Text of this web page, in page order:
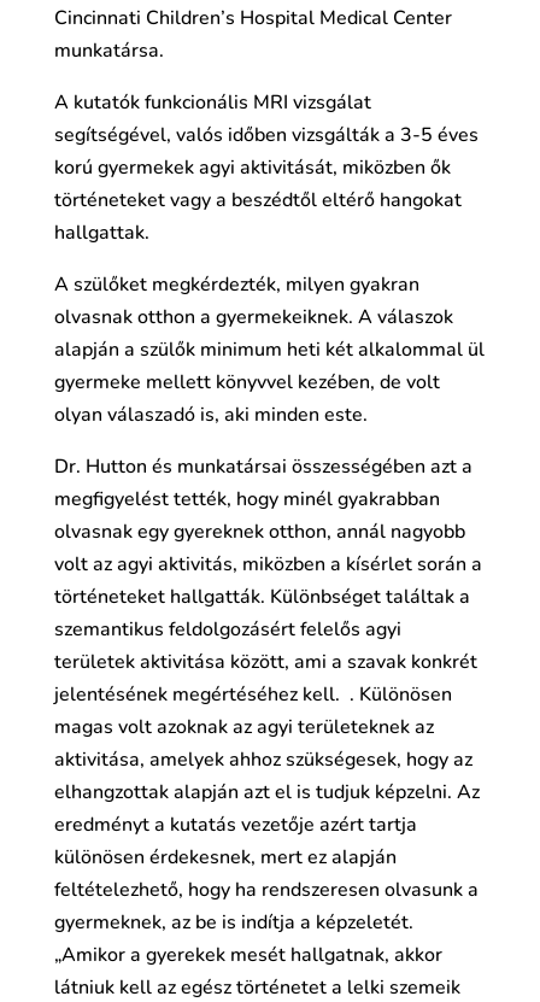
Cincinnati Children’s Hospital Medical Center
munkatársa.
A kutatók funkcionális MRI vizsgálat
segítségével, valós időben vizsgálták a 3-5 éves
korú gyermekek agyi aktivitását, miközben ők
történeteket vagy a beszédtől eltérő hangokat
hallgattak.
A szülőket megkérdezték, milyen gyakran
olvasnak otthon a gyermekeiknek. A válaszok
alapján a szülők minimum heti két alkalommal ül
gyermeke mellett könyvvel kezében, de volt
olyan válaszadó is, aki minden este.
Dr. Hutton és munkatársai összességében azt a
megfigyelést tették, hogy minél gyakrabban
olvasnak egy gyereknek otthon, annál nagyobb
volt az agyi aktivitás, miközben a kísérlet során a
történeteket hallgatták. Különbséget találtak a
szemantikus feldolgozásért felelős agyi
területek aktivitása között, ami a szavak konkrét
jelentésének megértéséhez kell. . Különösen
magas volt azoknak az agyi területeknek az
aktivitása, amelyek ahhoz szükségesek, hogy az
elhangzottak alapján azt el is tudjuk képzelni. Az
eredményt a kutatás vezetője azért tartja
különösen érdekesnek, mert ez alapján
feltételezhető, hogy ha rendszeresen olvasunk a
gyermeknek, az be is indítja a képzeletét.
„Amikor a gyerekek mesét hallgatnak, akkor
látniuk kell az egész történetet a lelki szemeik